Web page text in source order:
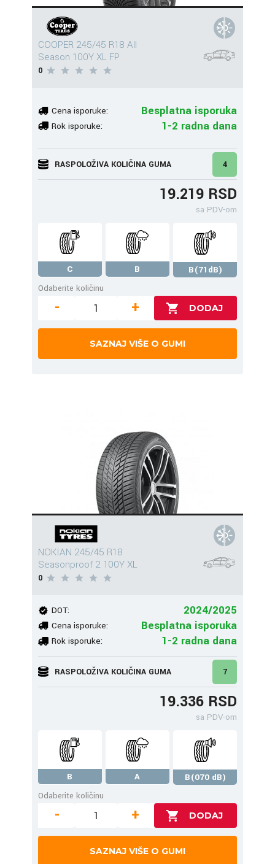
COOPER 245/45 R18 All
Season 100Y XL FP
0
Cena isporuke: Besplatna isporuka
Rok isporuke: 1-2 radna dana
RASPOLOŽIVA KOLIČINA GUMA 4
19.219 RSD
sa PDV-om
C B
B(71dB)
Odaberite količinu
- +
SAZNAJ VIŠE O GUMI
NOKIAN 245/45 R18
Seasonproof 2 100Y XL
0
DOT: 2024/2025
Cena isporuke: Besplatna isporuka
Rok isporuke: 1-2 radna dana
RASPOLOŽIVA KOLIČINA GUMA 7
19.336 RSD
sa PDV-om
B A
B(070 dB)
Odaberite količinu
- +
SAZNAJ VIŠE O GUMI